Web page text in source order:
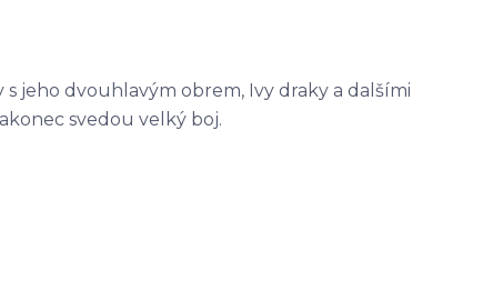
jeho dvouhlavým obrem, Ivy draky a dalšími
svedou velký boj.